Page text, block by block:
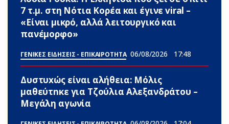
7 τ.μ. στη Νότια Κορέα και έγινε viral –
«Είναι μικρό, αλλά λειτουργικό και
πανέμορφο»
ΓΕΝΙΚΕΣ ΕΙΔΗΣΕΙΣ - ΕΠΙΚΑΙΡΟΤΗΤΑ 06/08/2026 17:48
Δυστυxώς είναι αλήθεια: Μόλις
μαθεύτnκε για Τζούλια Αλεξανδράτου –
Μεγάλη αγωνία